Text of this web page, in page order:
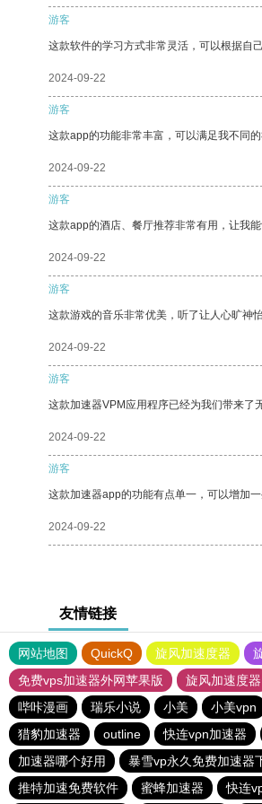
游客
这款软件的学习方式非常灵活，可以根据自
2024-09-22
游客
这款app的功能非常丰富，可以满足我不同的
2024-09-22
游客
这款app的酒店、餐厅推荐非常有用，让我
2024-09-22
游客
这款游戏的音乐非常优美，听了让人心旷神怡
2024-09-22
游客
这款加速器VPM应用程序已经为我们带来了
2024-09-22
游客
这款加速器app的功能有点单一，可以增加
2024-09-22
友情链接
网站地图 QuickQ 旋风加速度器
免费vps加速器外网苹果版
旋风加速度器
哔咔漫画
瑞乐小说 小美 小美vpn
猎豹加速器
outline 快连vρn加速器
加速器哪个好用
暴雪vp永久免费加速器
推特加速免费软件
蜜蜂加速器 快连